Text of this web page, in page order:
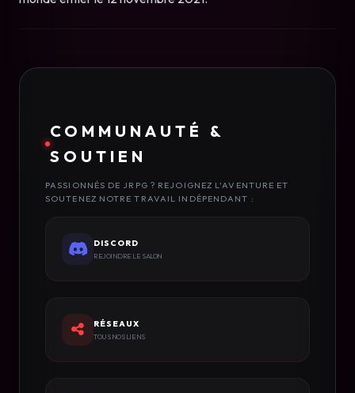
COMMUNAUTÉ &
SOUTIEN
PASSIONNÉS DE JRPG ? REJOIGNEZ L'AVENTURE ET
SOUTENEZ NOTRE TRAVAIL INDÉPENDANT :
DISCORD
REJOINDRE LE SALON
RÉSEAUX
TOUS NOS LIENS